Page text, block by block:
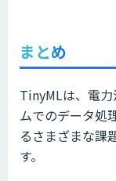
まとめ
TinyMLは、電
ムでのデータ処
るさまざまな課
す。